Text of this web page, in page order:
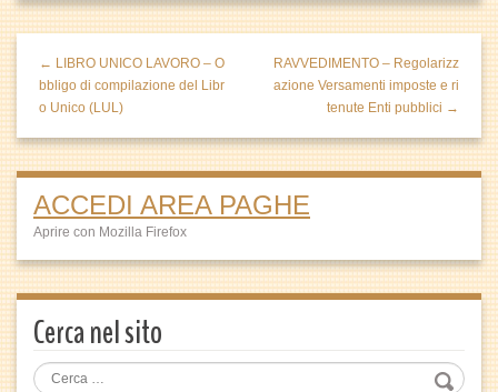
← LIBRO UNICO LAVORO – O
bbligo di compilazione del Libr
o Unico (LUL)
RAVVEDIMENTO – Regolarizz
azione Versamenti imposte e ri
tenute Enti pubblici →
ACCEDI AREA PAGHE
Aprire con Mozilla Firefox
Cerca nel sito